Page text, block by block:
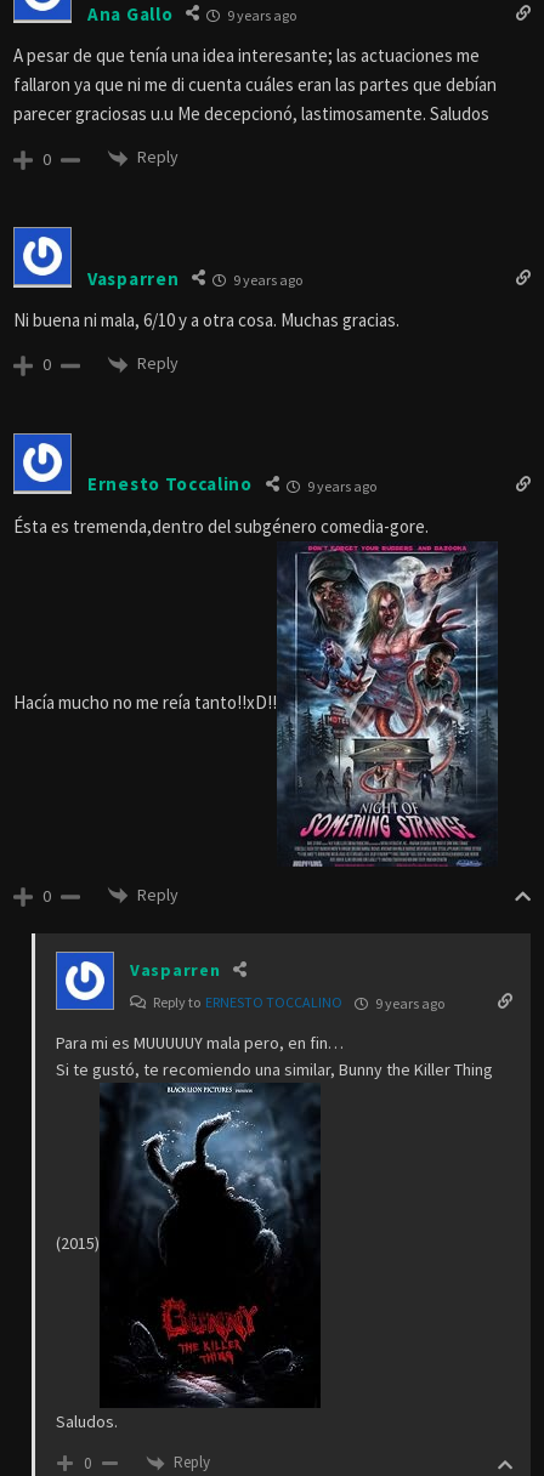
Ana Gallo 9 years ago
A pesar de que tenía una idea interesante; las actuaciones me
fallaron ya que ni me di cuenta cuáles eran las partes que debían
parecer graciosas u.u Me decepcionó, lastimosamente. Saludos
0 Reply
Vasparren 9 years ago
Ni buena ni mala, 6/10 y a otra cosa. Muchas gracias.
0 Reply
Ernesto Toccalino 9 years ago
Ésta es tremenda,dentro del subgénero comedia-gore.
Hacía mucho no me reía tanto!!xD!!
0 Reply
Vasparren
Reply to ERNESTO TOCCALINO 9 years ago
Para mi es MUUUUUY mala pero, en fin…
Si te gustó, te recomiendo una similar, Bunny the Killer Thing
(2015)
Saludos.
0 Reply